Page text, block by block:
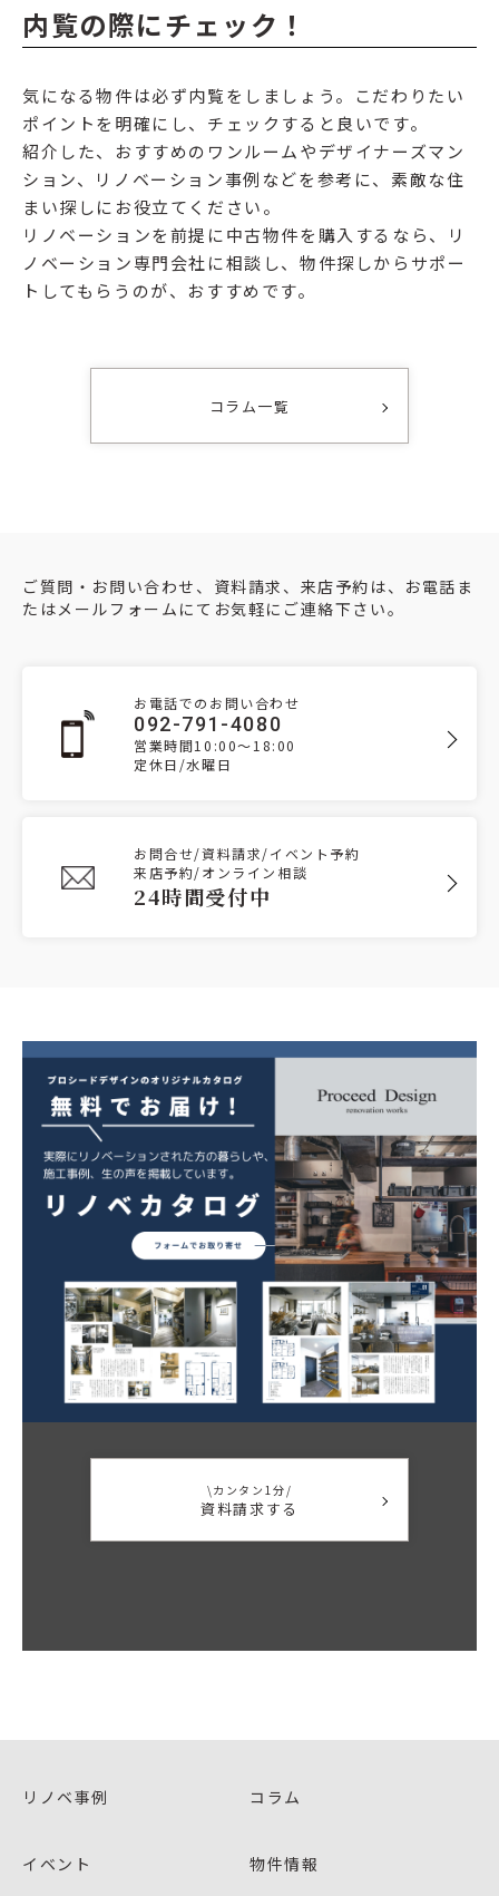
内覧の際にチェック！
気になる物件は必ず内覧をしましょう。こだわりたい
ポイントを明確にし、チェックすると良いです。
紹介した、おすすめのワンルームやデザイナーズマン
ション、リノベーション事例などを参考に、素敵な住
まい探しにお役立てください。
リノベーションを前提に中古物件を購入するなら、リ
ノベーション専門会社に相談し、物件探しからサポー
トしてもらうのが、おすすめです。
コラム一覧
ご質問・お問い合わせ、資料請求、来店予約は、お電話ま
たはメールフォームにてお気軽にご連絡下さい。
お電話でのお問い合わせ
092-791-4080
営業時間10:00～18:00
定休日/水曜日
お問合せ/資料請求/イベント予約
来店予約/オンライン相談
24時間受付中
\カンタン1分/
資料請求する
リノベ事例
イベント
コラム
物件情報